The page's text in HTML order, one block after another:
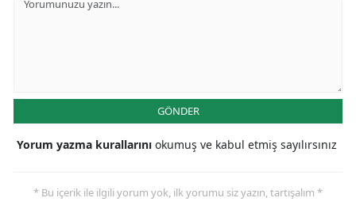
GÖNDER
Yorum yazma kurallarını okumuş ve kabul etmiş sayılırsınız
* Bu içerik ile ilgili yorum yok, ilk yorumu siz yazın, tartışalım *